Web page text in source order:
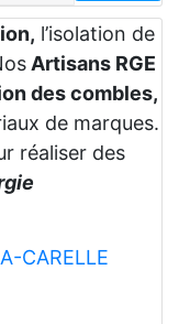
l’isolation de
Artisans RGE
des combles,
de marques.
réaliser des
CARELLE